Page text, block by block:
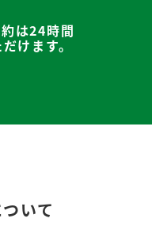
は24時間
けます。
いて